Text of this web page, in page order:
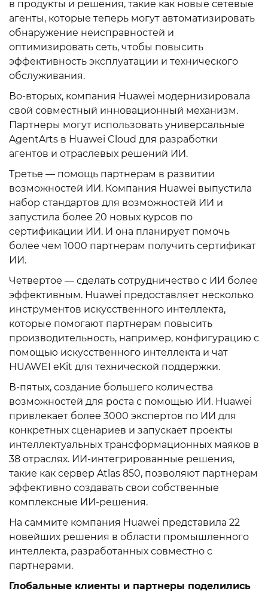
в продукты и решения, такие как новые сетевые
агенты, которые теперь могут автоматизировать
обнаружение неисправностей и
оптимизировать сеть, чтобы повысить
эффективность эксплуатации и технического
обслуживания.
Во-вторых, компания Huawei модернизировала
свой совместный инновационный механизм.
Партнеры могут использовать универсальные
AgentArts в Huawei Cloud для разработки
агентов и отраслевых решений ИИ.
Третье — помощь партнерам в развитии
возможностей ИИ. Компания Huawei выпустила
набор стандартов для возможностей ИИ и
запустила более 20 новых курсов по
сертификации ИИ. И она планирует помочь
более чем 1000 партнерам получить сертификат
ИИ.
Четвертое — сделать сотрудничество с ИИ более
эффективным. Huawei предоставляет несколько
инструментов искусственного интеллекта,
которые помогают партнерам повысить
производительность, например, конфигурацию с
помощью искусственного интеллекта и чат
HUAWEI eKit для технической поддержки.
В-пятых, создание большего количества
возможностей для роста с помощью ИИ. Huawei
привлекает более 3000 экспертов по ИИ для
конкретных сценариев и запускает проекты
интеллектуальных трансформационных маяков в
38 отраслях. ИИ-интегрированные решения,
такие как сервер Atlas 850, позволяют партнерам
эффективно создавать свои собственные
комплексные ИИ-решения.
На саммите компания Huawei представила 22
новейших решения в области промышленного
интеллекта, разработанных совместно с
партнерами.
Глобальные клиенты и партнеры поделились